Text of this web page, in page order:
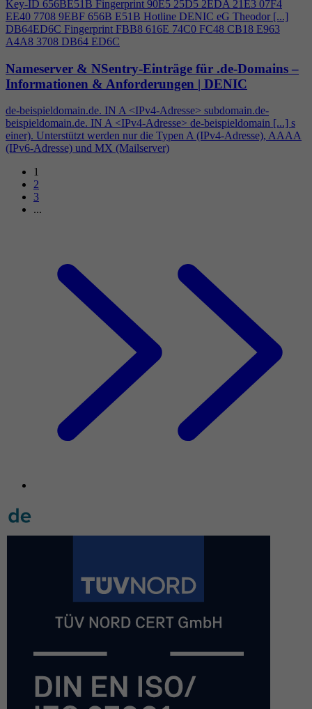
Key-ID 656BE51B Fingerprint 90E5 25D5 2EDA 21E3 07F4
EE40 7708 9EBF 656B E51B Hotline DENIC eG Theodor [...]
DB64ED6C Fingerprint FBB8 616E 74C0 FC48 CB18 E963
A4A8 3708 DB64 ED6C
Nameserver & NSentry-Einträge für .de-Domains –
Informationen & Anforderungen | DENIC
de-beispieldomain.de. IN A <IPv4-Adresse> subdomain.de-
beispieldomain.de. IN A <IPv4-Adresse> de-beispieldomain [...] s
einer). Unterstützt werden nur die Typen A (IPv4-Adresse), AAAA
(IPv6-Adresse) und MX (Mailserver)
1
2
3
...